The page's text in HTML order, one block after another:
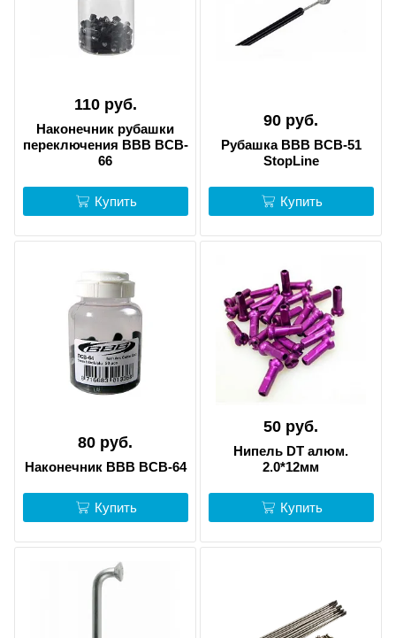
110 руб.
Наконечник рубашки
переключения BBB BCB-
66
Купить
90 руб.
Рубашка BBB BCB-51
StopLine
Купить
80 руб.
Наконечник BBB BCB-64
Купить
50 руб.
Нипель DT алюм.
2.0*12мм
Купить